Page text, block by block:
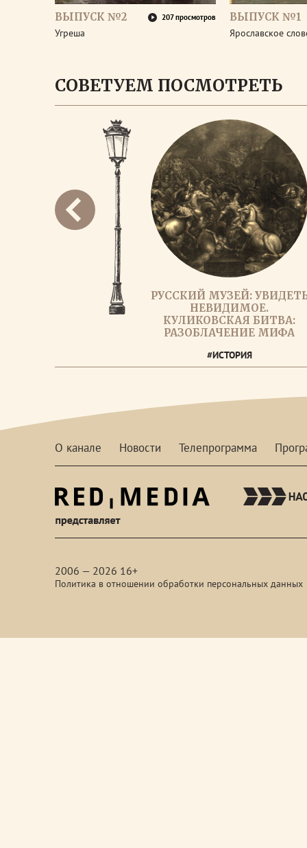
ВЫПУСК №2 207 просмотров
Угреша
ВЫПУСК №1
Ярославское
СОВЕТУЕМ ПОСМОТРЕТЬ
РУССКИЙ МУЗЕЙ:
НЕВИДИМОЕ.
КУЛИКОВСКАЯ БИТВА:
РАЗОБЛАЧЕНИЕ МИФА
#ИСТОРИЯ
О канале Новости Телепрограмма
2006 — 2026 16+
Политика в отношении обработки персональных данных